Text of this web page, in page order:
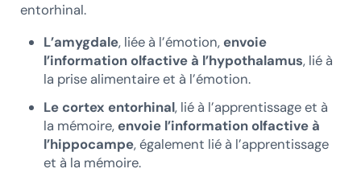
entorhinal.
L’amygdale, liée à l’émotion, envoie
l’information olfactive à l’hypothalamus, lié à
la prise alimentaire et à l’émotion.
Le cortex entorhinal, lié à l’apprentissage et à
la mémoire, envoie l’information olfactive à
l’hippocampe, également lié à l’apprentissage
et à la mémoire.